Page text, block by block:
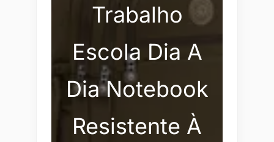
Trabalho
Escola Dia A
Dia Notebook
Resistente À